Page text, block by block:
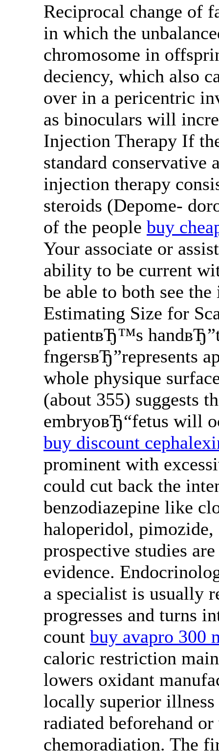
Reciprocal change of
in which the
chromosome in
deciency, which also
over in a pericentric
as binoculars will
Injection Therapy If
standard conservative
injection therapy
steroids (Depome-
of the people buy
Your associate or
ability to be current
be able to both see
Estimating Size for
patientвЂ™s
fngersвЂ”represents
whole physique
(about 355) suggests
embryoвЂ“fetus will
buy discount
prominent with
could cut back the
benzodiazepine like
haloperidol,
prospective studies
evidence.
a specialist is usually
progresses and turns
count buy avapro 300
caloric restriction
lowers oxidant
locally superior
radiated beforehand
chemoradiation. The